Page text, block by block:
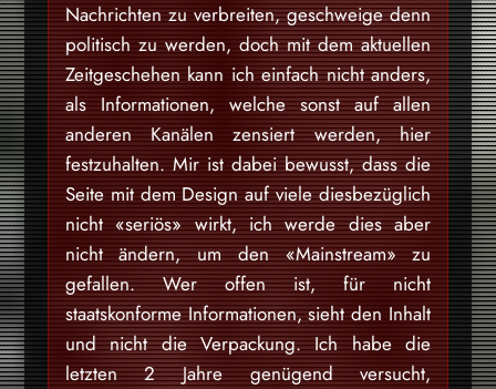
Nachrichten zu verbreiten, geschweige denn
politisch zu werden, doch mit dem aktuellen
Zeitgeschehen kann ich einfach nicht anders,
als Informationen, welche sonst auf allen
anderen Kanälen zensiert werden, hier
festzuhalten. Mir ist dabei bewusst, dass die
Seite mit dem Design auf viele diesbezüglich
nicht «seriös» wirkt, ich werde dies aber
nicht ändern, um den «Mainstream» zu
gefallen. Wer offen ist, für nicht
staatskonforme Informationen, sieht den Inhalt
und nicht die Verpackung. Ich habe die
letzten 2 Jahre genügend versucht,